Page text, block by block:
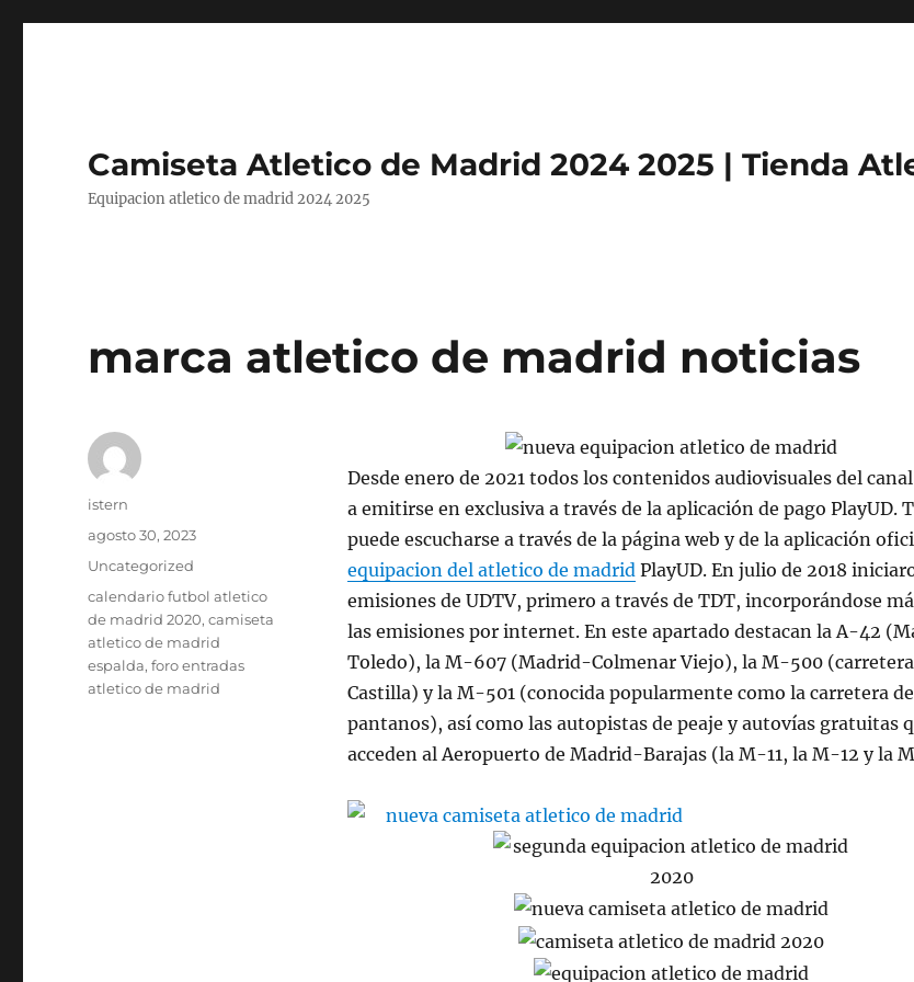
Camiseta Atletico de Madrid 2024 2025 | Tienda
Equipacion atletico de madrid 2024 2025
marca atletico de madrid noticias
Desde enero de 2021 todos los contenidos audiovisuales del
a emitirse en exclusiva a través de la aplicación de pago PlayUD.
puede escucharse a través de la página web y de la aplicación
equipacion del atletico de madrid PlayUD. En julio de 2018
emisiones de UDTV, primero a través de TDT, incorporándose
las emisiones por internet. En este apartado destacan la A-42
Toledo), la M-607 (Madrid-Colmenar Viejo), la M-500
Castilla) y la M-501 (conocida popularmente como la carretera
pantanos), así como las autopistas de peaje y autovías gratuitas
acceden al Aeropuerto de Madrid-Barajas (la M-11, la M-12 y la
Autor
istern
Publicado
agosto 30, 2023
Categorías
Uncategorized
Etiquetas
calendario futbol atletico
de madrid 2020,camiseta
atletico de madrid
espalda,foro entradas
atletico de madrid